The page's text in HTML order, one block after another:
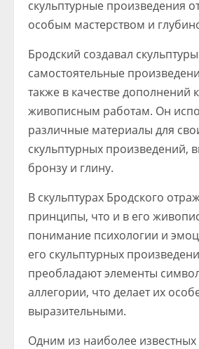
скульптурные произведения
особым мастерством и
Бродский создавал
самостоятельные
также в качестве дополнений
живописным работам. Он
различные материалы для
скульптурных произведений,
бронзу и глину.
В скульптурах Бродского
принципы, что и в его
понимание психологии и
его скульптурных
преобладают элементы
аллегории, что делает их
выразительными.
Одним из наиболее известных